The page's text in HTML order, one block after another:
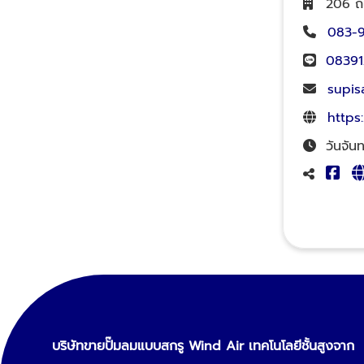
206 ถ
083-
วันจัน
บริษัทขายปั๊มลมแบบสกรู Wind Air เทคโนโลยีชั้นสูงจาก